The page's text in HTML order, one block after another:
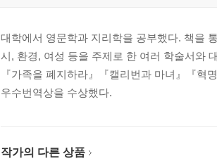
대학에서 영문학과 지리학을 공부했다. 책을
시, 환경, 여성 등을 주제로 한 여러 학술서와
『가족을 폐지하라』『캘리번과 마녀』『
우수번역상을 수상했다.
작가의 다른 상품